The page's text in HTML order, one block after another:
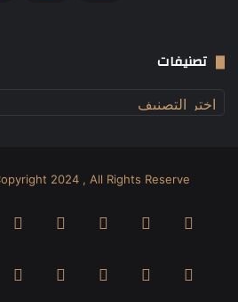
تصنيفات
تصنيفات
2024 , All Rights Reserve
فيسبوك بينتيريستدريبل